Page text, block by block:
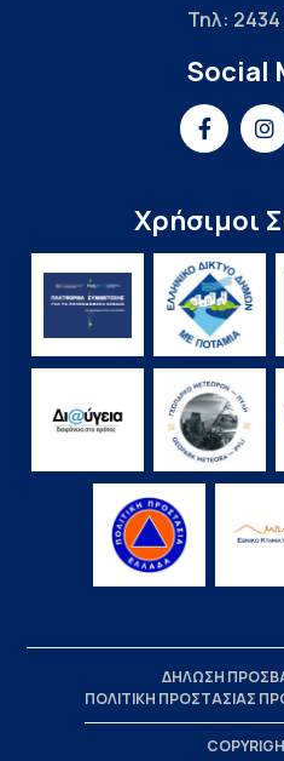
Τηλ: 2434
Social
Χρήσιμοι
ΔΗΛΩΣΗ
ΠΟΛΙΤΙΚΗ ΠΡΟΣΤΑΣΙΑΣ